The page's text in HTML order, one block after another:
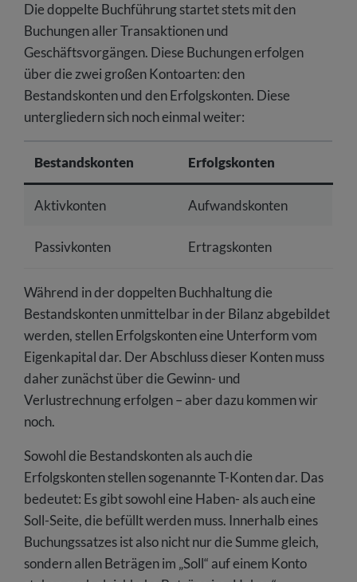
Die doppelte Buchführung startet stets mit den
Buchungen aller Transaktionen und
Geschäftsvorgängen. Diese Buchungen erfolgen
über die zwei großen Kontoarten: den
Bestandskonten und den Erfolgskonten. Diese
untergliedern sich noch einmal weiter:
Bestandskonten Erfolgskonten
Aktivkonten Aufwandskonten
Passivkonten Ertragskonten
Während in der doppelten Buchhaltung die
Bestandskonten unmittelbar in der Bilanz abgebildet
werden, stellen Erfolgskonten eine Unterform vom
Eigenkapital dar. Der Abschluss dieser Konten muss
daher zunächst über die Gewinn- und
Verlustrechnung erfolgen – aber dazu kommen wir
noch.
Sowohl die Bestandskonten als auch die
Erfolgskonten stellen sogenannte T-Konten dar. Das
bedeutet: Es gibt sowohl eine Haben- als auch eine
Soll-Seite, die befüllt werden muss. Innerhalb eines
Buchungssatzes ist also nicht nur die Summe gleich,
sondern allen Beträgen im „Soll“ auf einem Konto